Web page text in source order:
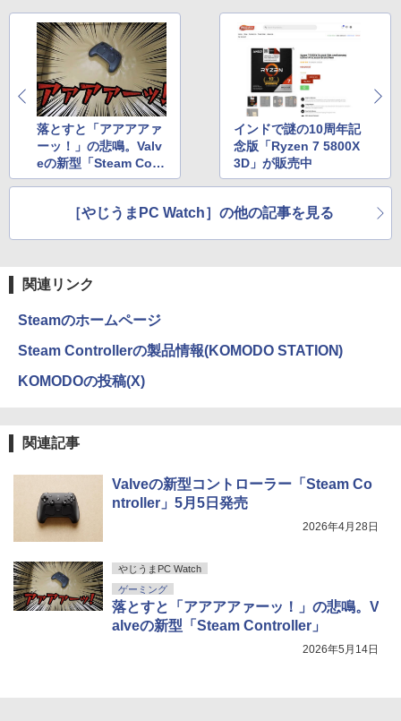
落とすと「アアアアァ
ーッ！」の悲鳴。Valv
eの新型「Steam Cont
roller」
インドで謎の10周年記
念版「Ryzen 7 5800X
3D」が販売中
［やじうまPC Watch］の他の記事を見る
関連リンク
Steamのホームページ
Steam Controllerの製品情報(KOMODO STATION)
KOMODOの投稿(X)
関連記事
Valveの新型コントローラー「Steam Co
ntroller」5月5日発売
2026年4月28日
やじうまPC Watch
ゲーミング
落とすと「アアアアァーッ！」の悲鳴。V
alveの新型「Steam Controller」
2026年5月14日